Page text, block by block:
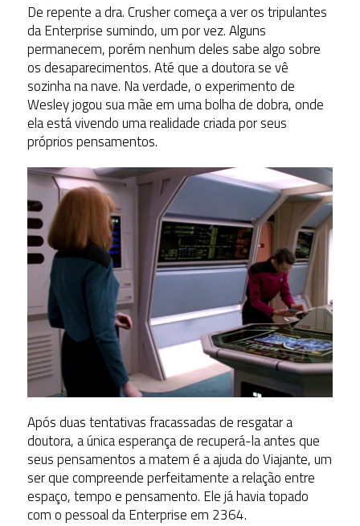
De repente a dra. Crusher começa a ver os tripulantes
da Enterprise sumindo, um por vez. Alguns
permanecem, porém nenhum deles sabe algo sobre
os desaparecimentos. Até que a doutora se vê
sozinha na nave. Na verdade, o experimento de
Wesley jogou sua mãe em uma bolha de dobra, onde
ela está vivendo uma realidade criada por seus
próprios pensamentos.
Após duas tentativas fracassadas de resgatar a
doutora, a única esperança de recuperá-la antes que
seus pensamentos a matem é a ajuda do Viajante, um
ser que compreende perfeitamente a relação entre
espaço, tempo e pensamento. Ele já havia topado
com o pessoal da Enterprise em 2364.